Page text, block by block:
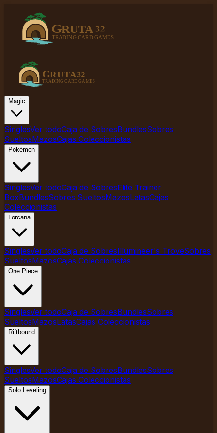
Magic
SinglesVer todoCaja de SobresBundlesSobres
SueltosMazosCajas Coleccionistas
Pokémon
SinglesVer todoCaja de SobresElite Trainer
BoxBundlesSobres SueltosMazosLatasCajas
Coleccionistas
Lorcana
SinglesVer todoCaja de SobresIllumineer's TroveSobres
SueltosMazosCajas Coleccionistas
One Piece
SinglesVer todoCaja de SobresBundlesSobres
SueltosMazosLatasCajas Coleccionistas
Riftbound
SinglesVer todoCaja de SobresBundlesSobres
SueltosMazosCajas Coleccionistas
Solo Leveling